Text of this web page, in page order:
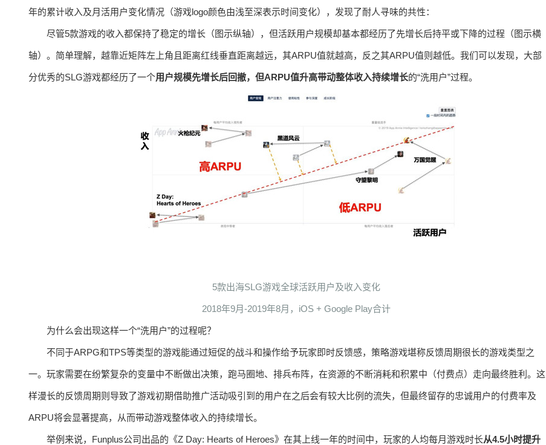
年的累计收入及月活用户变化情况（游戏logo颜色由浅至深表示时间变化），发现了耐人寻味的共性：
尽管5款游戏的收入都保持了稳定的增长（图示纵轴），但活跃用户规模却基本都经历了先增长后持平或下降的过程（图示横
轴）。简单理解，越靠近矩阵左上角且距离红线垂直距离越远，其ARPU值就越高，反之其ARPU值则越低。我们可以发现，大部
分优秀的SLG游戏都经历了一个用户规模先增长后回撤，但ARPU值升高带动整体收入持续增长的“洗用户”过程。
5款出海SLG游戏全球活跃用户及收入变化
2018年9月-2019年8月，iOS + Google Play合计
为什么会出现这样一个“洗用户”的过程呢？
不同于ARPG和TPS等类型的游戏能通过短促的战斗和操作给予玩家即时反馈感，策略游戏堪称反馈周期很长的游戏类型之
一。玩家需要在纷繁复杂的变量中不断做出决策，跑马圈地、排兵布阵，在资源的不断消耗和积累中（付费点）走向最终胜利。这
样漫长的反馈周期则导致了游戏初期借助推广活动吸引到的用户在之后会有较大比例的流失，但最终留存的忠诚用户的付费率及
ARPU将会显著提高，从而带动游戏整体收入的持续增长。
举例来说，Funplus公司出品的《Z Day: Hearts of Heroes》在其上线一年的时间中，玩家的人均每月游戏时长从4.5小时提升